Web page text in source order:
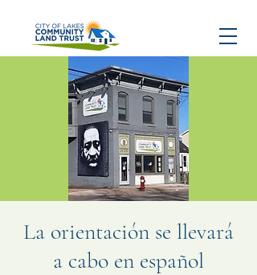
La orientación se llevará
a cabo en español